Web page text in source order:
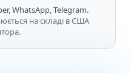
WhatsApp, Telegram.
на складі в США